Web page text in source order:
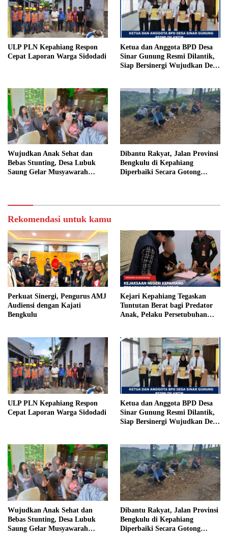
ULP PLN Kepahiang Respon
Cepat Laporan Warga Sidodadi
Ketua dan Anggota BPD Desa
Sinar Gunung Resmi Dilantik,
Siap Bersinergi Wujudkan Desa
Wujudkan Anak Sehat dan
Bebas Stunting, Desa Lubuk
Saung Gelar Musyawarah
Dibantu Rakyat, Jalan Provinsi
Bengkulu di Kepahiang
Diperbaiki Secara Gotong
Rekomendasi untuk kamu
Perkuat Sinergi, Pengurus AMJ
Audiensi dengan Kajati
Bengkulu
Kejari Kepahiang Tegaskan
Tuntutan Berat bagi Predator
Anak, Pelaku Persetubuhan
Penjara
ULP PLN Kepahiang Respon
Cepat Laporan Warga Sidodadi
Ketua dan Anggota BPD Desa
Sinar Gunung Resmi Dilantik,
Siap Bersinergi Wujudkan Desa
Wujudkan Anak Sehat dan
Bebas Stunting, Desa Lubuk
Saung Gelar Musyawarah
Dibantu Rakyat, Jalan Provinsi
Bengkulu di Kepahiang
Diperbaiki Secara Gotong